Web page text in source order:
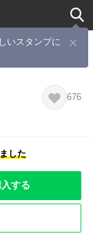
いスタンプに
676
した
入する